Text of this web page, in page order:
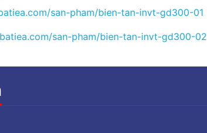
san-pham/bien-tan-invt-gd300-01
san-pham/bien-tan-invt-gd300-02